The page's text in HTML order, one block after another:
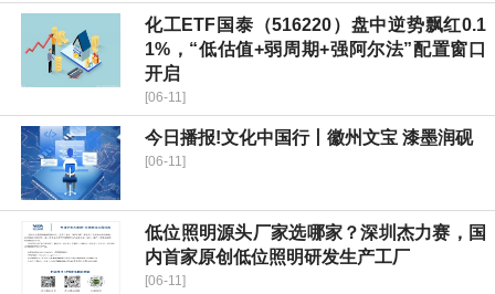
化工ETF国泰（516220）盘中逆势飘红0.1
1%，“低估值+弱周期+强阿尔法”配置窗口
开启
[06-11]
今日播报!文化中国行丨徽州文宝 漆墨润砚
[06-11]
低位照明源头厂家选哪家？深圳杰力赛，国
内首家原创低位照明研发生产工厂
[06-11]